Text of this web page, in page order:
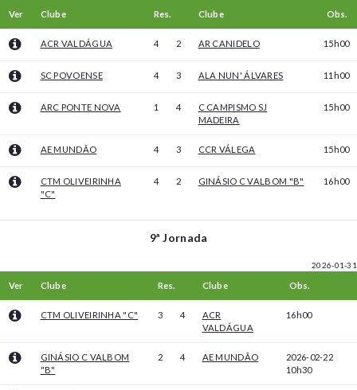
Ver Clube Res. Clube Obs.
ACR VALDÁGUA 4 2 AR CANIDELO 15h00
SC POVOENSE 4 3 ALA NUN' ÁLVARES 11h00
ARC PONTE NOVA 1 4
C CAMPISMO SJ
MADEIRA
15h00
AE MUNDÃO 4 3 CCR VÁLEGA 15h00
CTM OLIVEIRINHA
"C"
4 2 GINÁSIO C VALBOM "B" 16h00
9ª Jornada
2026-01-31
Ver Clube Res. Clube Obs.
CTM OLIVEIRINHA "C" 3 4
ACR
VALDÁGUA
16h00
GINÁSIO C VALBOM
"B"
2 4 AE MUNDÃO
2026-02-22
10h30